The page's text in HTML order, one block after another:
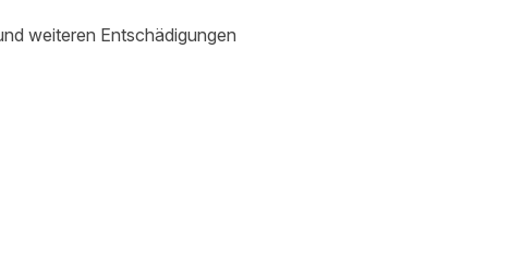
weiteren Entschädigungen